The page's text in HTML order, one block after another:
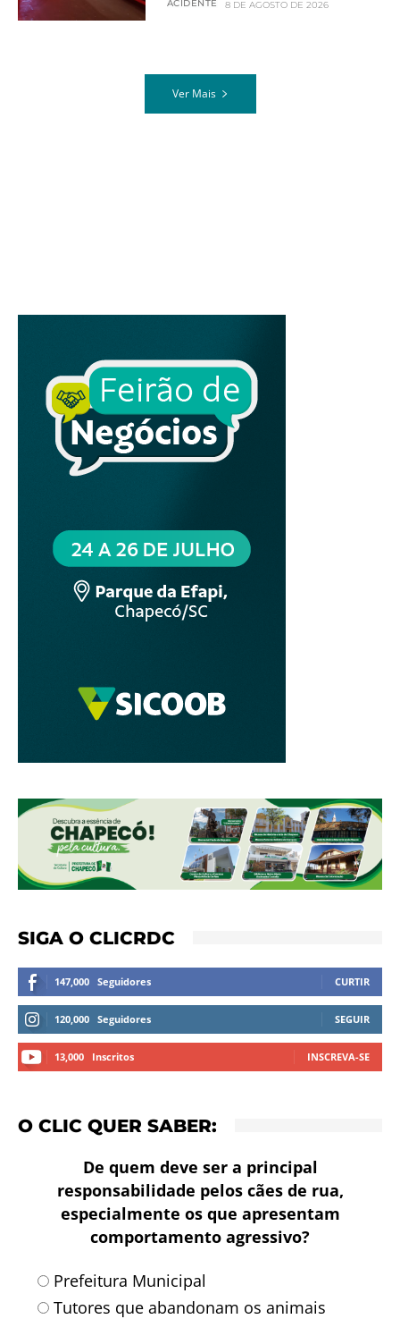
ACIDENTE 8 DE AGOSTO DE 2026
Ver Mais
SIGA O CLICRDC
147,000 Seguidores CURTIR
120,000 Seguidores SEGUIR
13,000 Inscritos INSCREVA-SE
O CLIC QUER SABER:
De quem deve ser a principal
responsabilidade pelos cães de rua,
especialmente os que apresentam
comportamento agressivo?
Prefeitura Municipal
Tutores que abandonam os animais